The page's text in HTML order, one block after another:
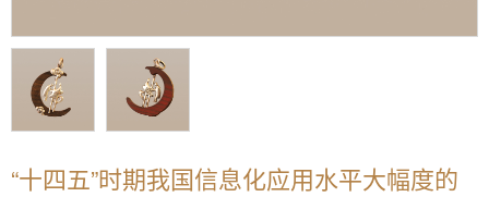
“十四五”时期我国信息化应用水平大幅度的